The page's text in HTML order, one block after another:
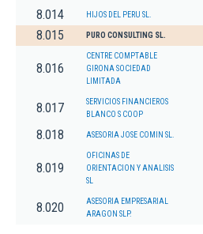
8.014 HIJOS DEL PERU SL.
8.015 PURO CONSULTING SL.
8.016
CENTRE COMPTABLE
GIRONA SOCIEDAD
LIMITADA
8.017
SERVICIOS FINANCIEROS
BLANCO S COOP
8.018 ASESORIA JOSE COMIN SL.
8.019
OFICINAS DE
ORIENTACION Y ANALISIS
SL
8.020
ASESORIA EMPRESARIAL
ARAGON SLP.